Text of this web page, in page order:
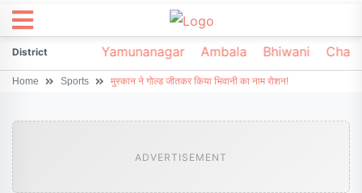
DistrictSonipat Yamunanagar Ambala Bhiwani
Home Sports मुस्कान ने गोल्ड जीतकर किया भिवानी का नाम रोशन!
ADVERTISEMENT